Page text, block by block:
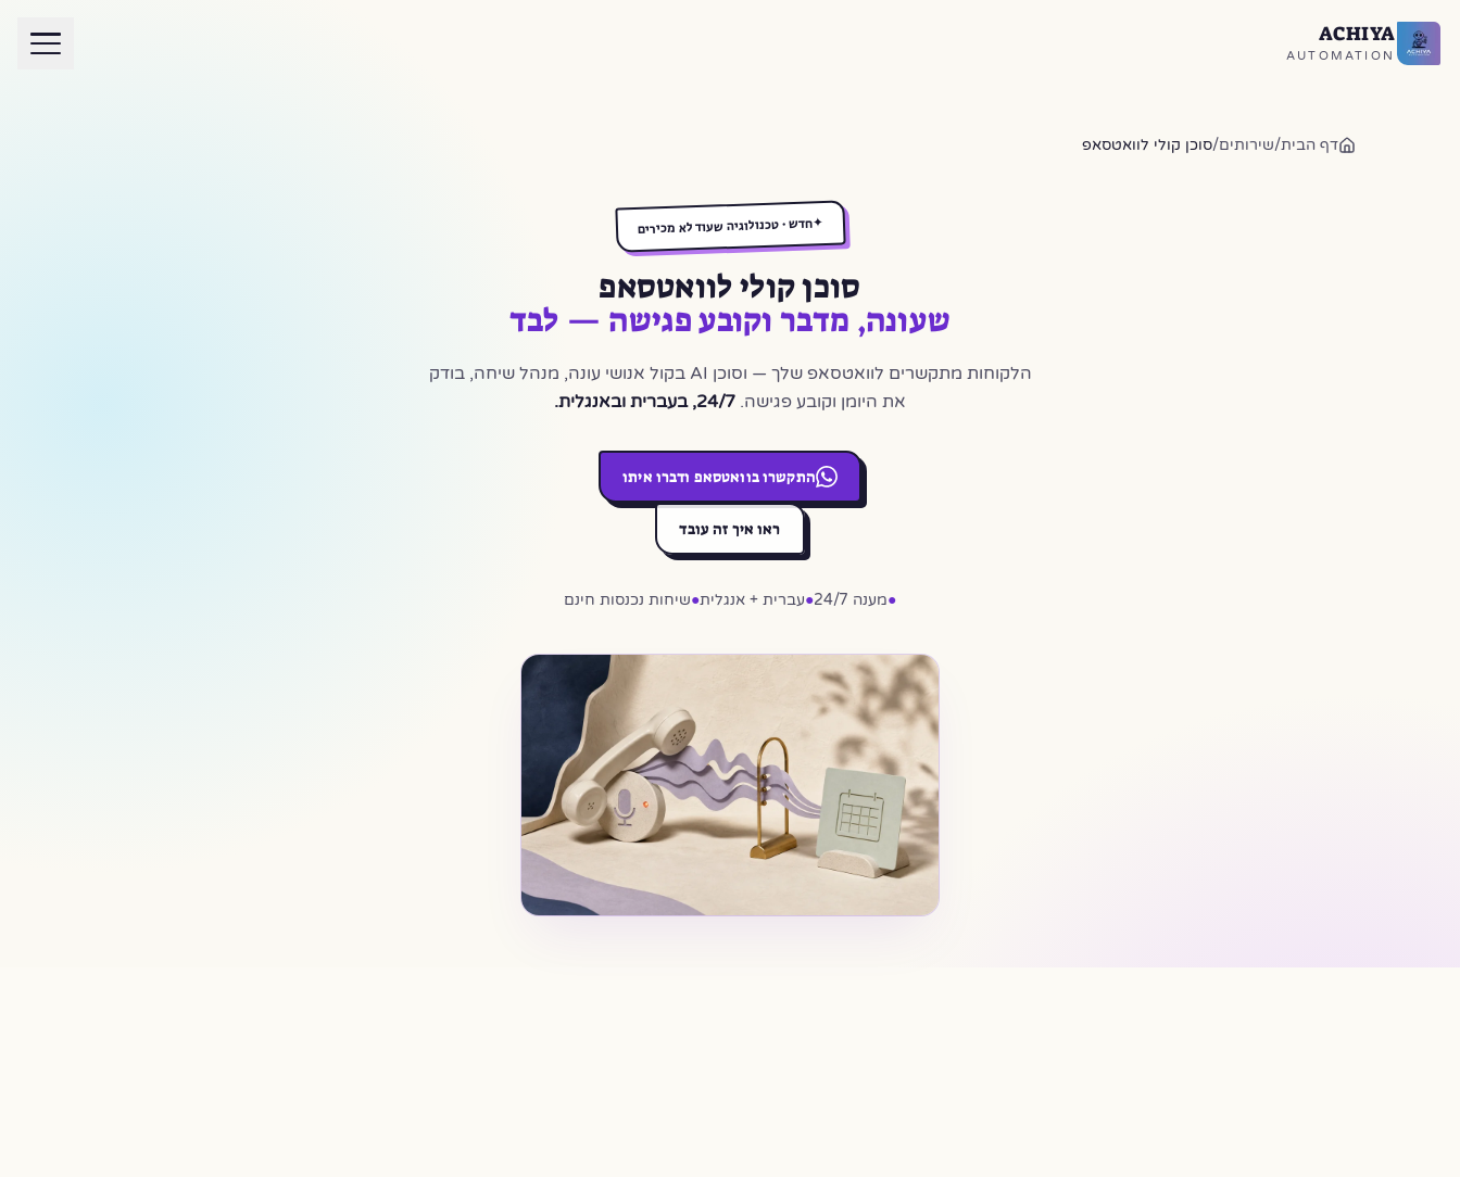
חזרה לעמוד הבית
ACHIYA
AUTOMATION
דף הבית/שירותים/סוכן קולי לוואטסאפ
✦חדש · טכנולוגיה שעוד לא מכירים
סוכן קולי לוואטסאפ
שעונה, מדבר וקובע פגישה — לבד
הלקוחות מתקשרים לוואטסאפ שלך — וסוכן AI בקול אנושי עונה, מנהל שיחה, בודק
את היומן וקובע פגישה. 24/7, בעברית ובאנגלית.
התקשרו בוואטסאפ ודברו איתו
ראו איך זה עובד
●מענה 24/7 ●עברית + אנגלית●שיחות נכנסות חינם